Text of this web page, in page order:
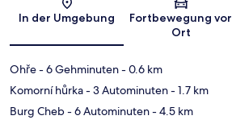
Karte
In der Umgebung
Fortbewegung vor
Ort
Ohře- 6 Gehminuten- 0.6 km
Komorní hůrka- 3 Autominuten- 1.7 km
Burg Cheb- 6 Autominuten- 4.5 km